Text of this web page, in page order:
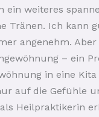
ein weiteres
Tränen. Ich kann
angenehm.
– ein
in eine
auf die Gefühle
Heilpraktikerin